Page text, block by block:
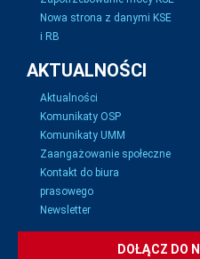
Nowa strona z danymi KSE
i RB
AKTUALNOŚCI
Aktualności
Komunikaty OSP
Komunikaty UMM
Zaangażowanie społeczne
Kontakt do biura
prasowego
Newsletter
DOŁĄCZ DO